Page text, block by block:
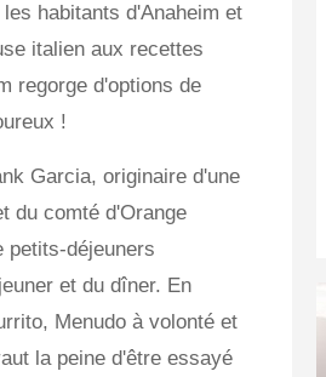
habitants d'Anaheim et
italien aux recettes
regorge d'options de
!
Garcia, originaire d'une
du comté d'Orange
petits-déjeuners
et du dîner. En
Menudo à volonté et
la peine d'être essayé